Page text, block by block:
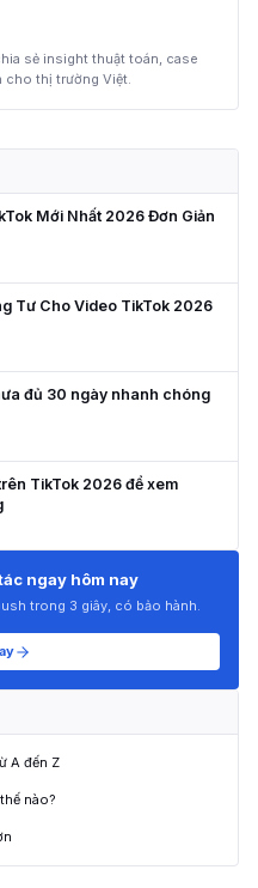
sẻ insight thuật toán, case
cho thị trường Việt.
Mới Nhất 2026 Đơn Giản
Tư Cho Video TikTok 2026
đủ 30 ngày nhanh chóng
TikTok 2026 để xem
ngay hôm nay
trong 3 giây, có bảo hành.
A đến Z
nào?